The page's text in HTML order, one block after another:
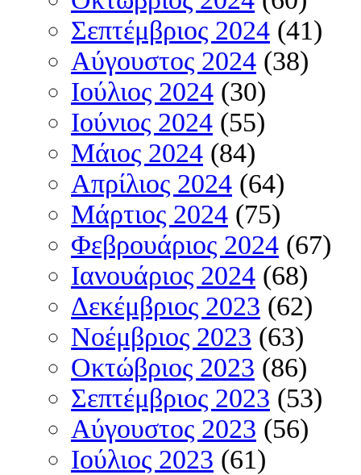
Σεπτέμβριος 2024 (41)
Αύγουστος 2024 (38)
Ιούλιος 2024 (30)
Ιούνιος 2024 (55)
Μάιος 2024 (84)
Απρίλιος 2024 (64)
Μάρτιος 2024 (75)
Φεβρουάριος 2024 (67)
Ιανουάριος 2024 (68)
Δεκέμβριος 2023 (62)
Νοέμβριος 2023 (63)
Οκτώβριος 2023 (86)
Σεπτέμβριος 2023 (53)
Αύγουστος 2023 (56)
Ιούλιος 2023 (61)